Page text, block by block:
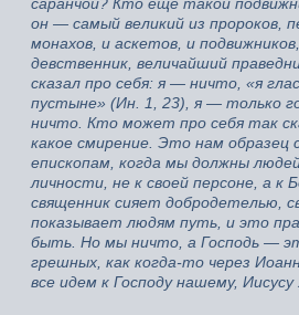
саранчой? Кто еще такой
он — самый великий из пророков,
монахов, и аскетов, и
девственник, величайший
сказал про себя: я — ничто, «я
пустыне» (Ин. 1, 23), я — только
ничто. Кто может про себя так
какое смирение. Это нам образец
епископам, когда мы должны
личности, не к своей персоне, а к
священник сияет добродетелью,
показывает людям путь, и это
быть. Но мы ничто, а Господь —
грешных, как когда-то через
все идем к Господу нашему, Иисусу